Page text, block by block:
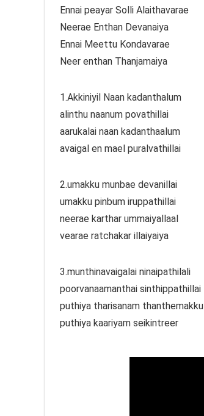
Ennai peayar Solli Alaithavarae
Neerae Enthan Devanaiya
Ennai Meettu Kondavarae
Neer enthan Thanjamaiya
1.Akkiniyil Naan kadanthalum
alinthu naanum povathillai
aarukalai naan kadanthaalum
avaigal en mael puralvathillai
2.umakku munbae devanillai
umakku pinbum iruppathillai
neerae karthar ummaiyallaal
vearae ratchakar illaiyaiya
3.munthinavaigalai ninaipathilali
poorvanaamanthai sinthippathillai
puthiya tharisanam thanthemakku
puthiya kaariyam seikintreer